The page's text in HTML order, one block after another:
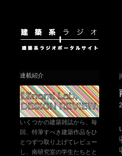
連載紹介
いくつかの建築雑誌から、毎
回、特筆すべき建築作品をひ
とつずつ取り上げてレビュー
し、南研究室の学生たちとと